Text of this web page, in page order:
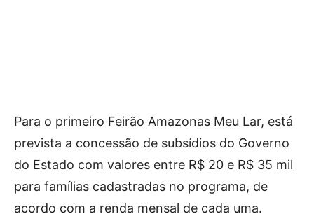
Para o primeiro Feirão Amazonas Meu Lar, está
prevista a concessão de subsídios do Governo
do Estado com valores entre R$ 20 e R$ 35 mil
para famílias cadastradas no programa, de
acordo com a renda mensal de cada uma.